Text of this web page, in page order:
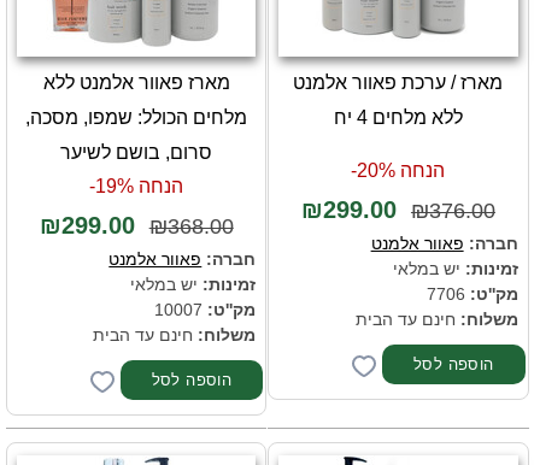
מארז / ערכת פאוור אלמנט
ללא מלחים 4 יח
הנחה 20%-
₪376.00
₪299.00
חברה: פאוור אלמנט
זמינות: יש במלאי
מק''ט:
משלוח: חינם עד הבית
מארז פאוור אלמנט ללא
מלחים הכולל: שמפו, מסכה,
סרום, בושם לשיער
הנחה 19%-
₪368.00
₪299.00
חברה: פאוור אלמנט
זמינות: יש במלאי
מק''ט:
משלוח: חינם עד הבית